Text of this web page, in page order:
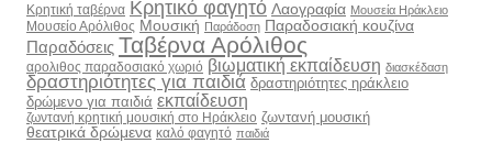
Κρητική ταβέρνα Κρητικό φαγητό Λαογραφία Μουσεία Ηράκλειο
Μουσείο Αρόλιθος Μουσική Παράδοση Παραδοσιακή κουζίνα
Παραδόσεις Ταβέρνα Αρόλιθος
αρολιθος παραδοσιακό χωριό βιωματική εκπαίδευση διασκέδαση
δραστηριότητες για παιδιά δραστηριότητες ηράκλειο
δρώμενο για παιδιά εκπαίδευση
ζωντανή κρητική μουσική στο Ηράκλειο ζωντανή μουσική
θεατρικά δρώμενα καλό φαγητό παιδιά